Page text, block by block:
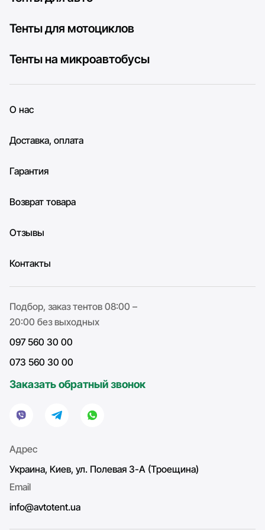
Тенты для мотоциклов
Тенты на микроавтобусы
О нас
Доставка, оплата
Гарантия
Возврат товара
Отзывы
Контакты
Подбор, заказ тентов 08:00 –
20:00 без выходных
097 560 30 00
073 560 30 00
Заказать обратный звонок
Адрес
Украина, Киев, ул. Полевая 3-А (Троещина)
Email
info@avtotent.ua